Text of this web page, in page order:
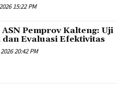
15:22 PM
ASN Pemprov Kalteng: Uji
dan Evaluasi Efektivitas
20:42 PM